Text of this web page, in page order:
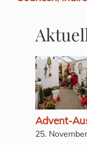
Advent-
25.